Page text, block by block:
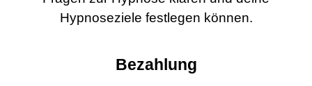
Hypnoseziele festlegen können.
Bezahlung